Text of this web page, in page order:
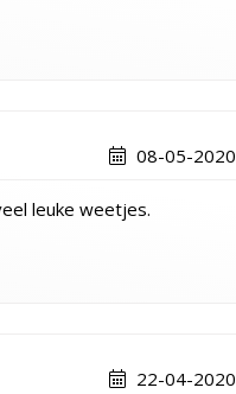
08-05-2020
leuke weetjes.
22-04-2020